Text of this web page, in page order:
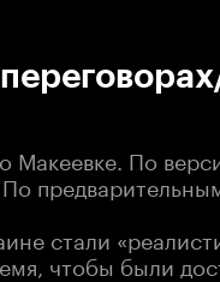
Макеевке. По
стали
чтобы были